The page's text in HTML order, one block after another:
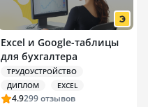
Excel и Google-таблицы
для бухгалтера
ТРУДОУСТРОЙСТВО
ДИПЛОМ
EXCEL
4.9299отзывов